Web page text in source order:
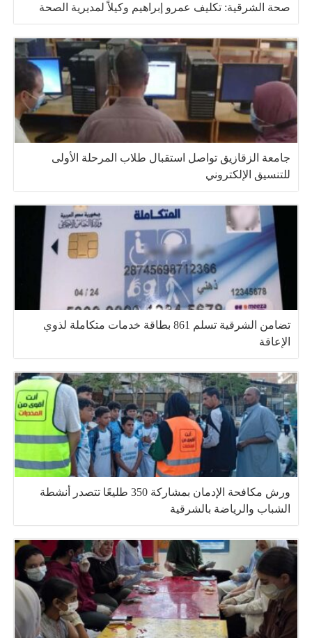
صحة الشرقية: تكليف عمرو إبراهيم وكيلاً لمديرية الصحة
جامعة الزقازيق تواصل استقبال طلاب المرحلة الأولى
للتنسيق الإلكتروني
تضامن الشرقية تسلم 861 بطاقة خدمات متكاملة لذوي
الإعاقة
ورش مكافحة الإدمان بمشاركة 350 طليعًا تتصدر أنشطة
الشباب والرياضة بالشرقية